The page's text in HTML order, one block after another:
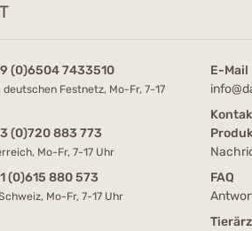
(0)6504 7433510
deutschen Festnetz, Mo-Fr, 7-17
(0)720 883 773
Mo-Fr, 7-17 Uhr
(0)615 880 573
Mo-Fr, 7-17 Uhr
E-Mail
FAQ